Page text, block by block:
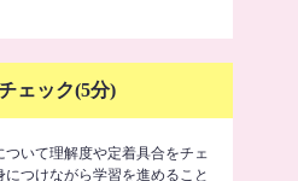
ェック(5分)
いて理解度や定着具合をチェ
つけながら学習を進めること